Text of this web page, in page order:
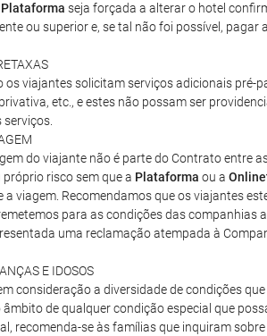
Plataforma seja forçada a alterar o hotel
ou superior e, se tal não foi possível,
os viajantes solicitam serviços adicionais
etc., e estes não possam ser
serviços.
do viajante não é parte do Contrato entre
próprio risco sem que a Plataforma ou a
a viagem. Recomendamos que os viajantes
para as condições das companhias
uma reclamação atempada à
E IDOSOS
consideração a diversidade de condições
âmbito de qualquer condição especial que
recomenda-se às famílias que inquiram